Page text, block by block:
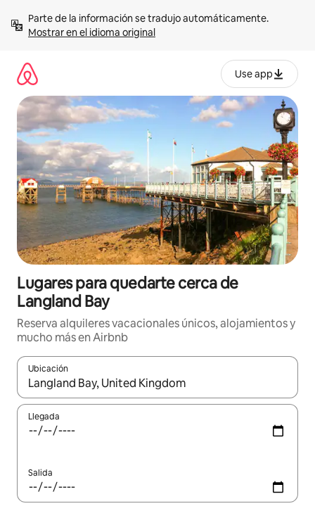
contenidoMostrar en el idioma original
Use app
Lugares para quedarte cerca de
Langland Bay
Reserva alquileres vacacionales únicos, alojamientos y
mucho más en Airbnb
Ubicación
Cuando los resultados estén disponibles, navega con las
Llegada
Salida